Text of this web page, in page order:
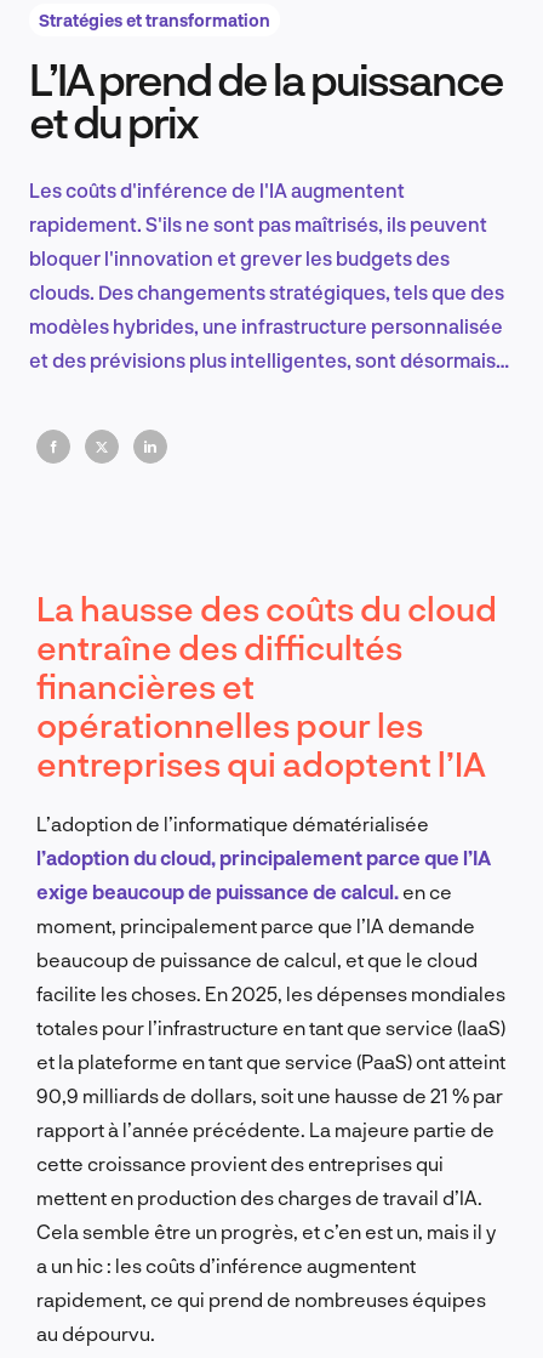
Recherche et conception produit
Tendances sectorielles
EN
Stratégies et transformation
L’IA prend de la puissance
et du prix
Les coûts d'inférence de l'IA augmentent
rapidement. S'ils ne sont pas maîtrisés, ils peuvent
bloquer l'innovation et grever les budgets des
clouds. Des changements stratégiques, tels que des
modèles hybrides, une infrastructure personnalisée
et des prévisions plus intelligentes, sont désormais
sous contrôle.
La hausse des coûts du cloud
entraîne des difficultés
financières et
opérationnelles pour les
entreprises qui adoptent l’IA
L’adoption de l’informatique dématérialisée
l’adoption du cloud, principalement parce que l’IA
exige beaucoup de puissance de calcul. en ce
moment, principalement parce que l’IA demande
beaucoup de puissance de calcul, et que le cloud
facilite les choses. En 2025, les dépenses mondiales
totales pour l’infrastructure en tant que service (IaaS)
et la plateforme en tant que service (PaaS) ont atteint
90,9 milliards de dollars, soit une hausse de 21 % par
rapport à l’année précédente. La majeure partie de
cette croissance provient des entreprises qui
mettent en production des charges de travail d’IA.
Cela semble être un progrès, et c’en est un, mais il y
a un hic : les coûts d’inférence augmentent
rapidement, ce qui prend de nombreuses équipes
au dépourvu.